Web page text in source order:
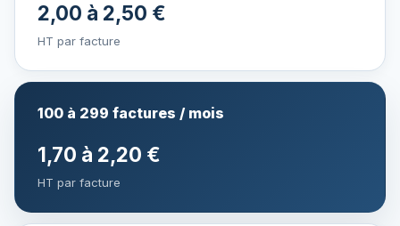
2,00 à 2,50 €
HT par facture
100 à 299 factures / mois
1,70 à 2,20 €
HT par facture